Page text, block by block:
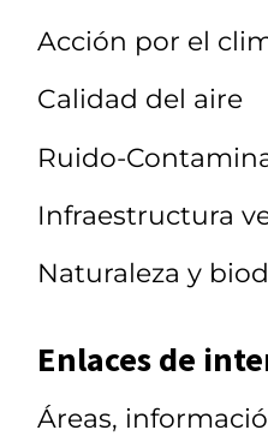
Acción por el
Calidad del aire
Ruido-
Infraestructura
Naturaleza y
Enlaces de
Áreas,